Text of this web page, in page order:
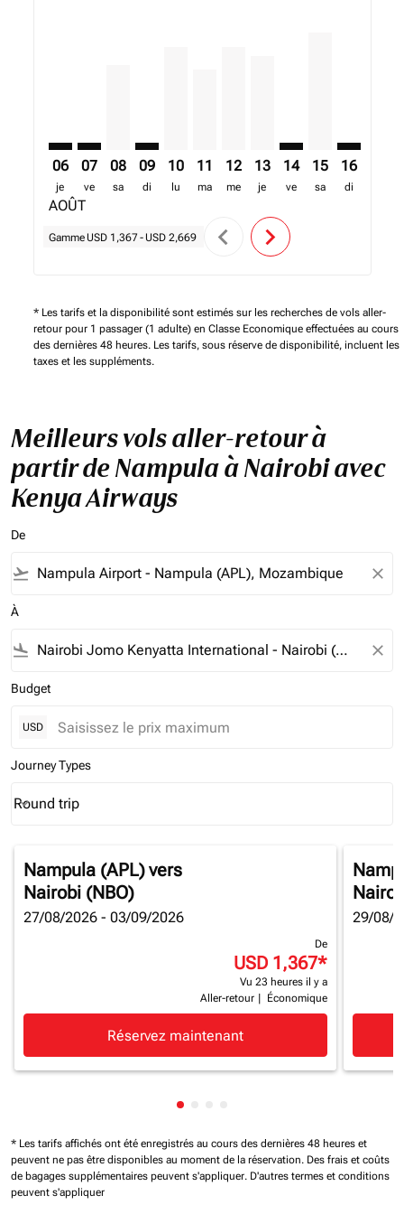
06
je
AOÛT
07
ve
08
sa
09
di
10
lu
11
ma
12
me
13
je
14
ve
15
sa
16
di
Gamme USD 1,367 - USD 2,669 chevron_left chevron_right
* Les tarifs et la disponibilité sont estimés sur les recherches de vols aller-
retour pour 1 passager (1 adulte) en Classe Economique effectuées au cours
des dernières 48 heures. Les tarifs, sous réserve de disponibilité, incluent les
taxes et les suppléments.
Meilleurs vols aller-retour à
partir de Nampula à Nairobi avec
Kenya Airways
De
flight_takeoff close
À
flight_land close
Budget
USD
Journey Types
Journey Types option Round trip Selected
Round trip
keyboard_arrow_down
Nampula (APL)vers
Nairobi (NBO)
27/08/2026 - 03/09/2026
De
USD 1,367*
Vu 23 heures il y a
Aller-retour
Économique
Réservez maintenant
29/08/
Affichage de cmp-pagination-
* Les tarifs affichés ont été enregistrés au cours des dernières 48 heures et
peuvent ne pas être disponibles au moment de la réservation. Des frais et coûts
de bagages supplémentaires peuvent s'appliquer. D'autres termes et conditions
peuvent s'appliquer